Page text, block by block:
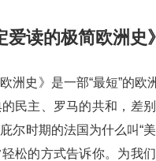
爱读的极简欧洲
洲史》是一部“最短”的
民主、罗马的共和，差
尔时期的法国为什么叫“
松的方式告诉你。为我